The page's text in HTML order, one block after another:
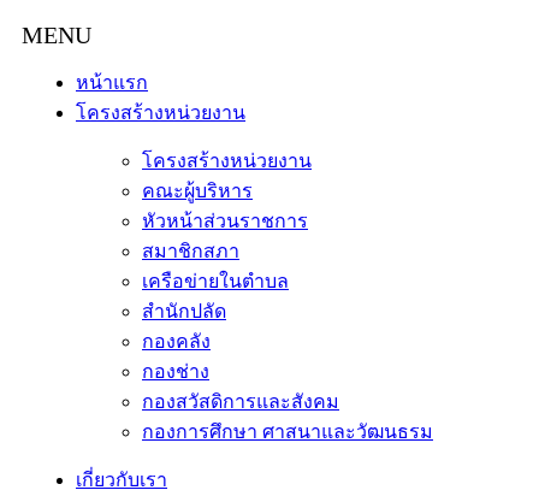
หน้าแรก
โครงสร้างหน่วยงาน
โครงสร้างหน่วยงาน
คณะผู้บริหาร
หัวหน้าส่วนราชการ
สมาชิกสภา
เครือข่ายในตำบล
สำนักปลัด
กองคลัง
กองช่าง
กองสวัสดิการและสังคม
กองการศึกษา ศาสนาและวัฒนธรม
เกี่ยวกับเรา